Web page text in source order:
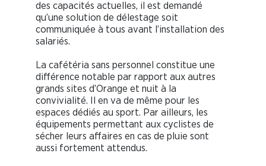
des capacités actuelles, il est demandé
qu’une solution de délestage soit
communiquée à tous avant l’installation des
salariés.
La cafétéria sans personnel constitue une
différence notable par rapport aux autres
grands sites d’Orange et nuit à la
convivialité. Il en va de même pour les
espaces dédiés au sport. Par ailleurs, les
équipements permettant aux cyclistes de
sécher leurs affaires en cas de pluie sont
aussi fortement attendus.